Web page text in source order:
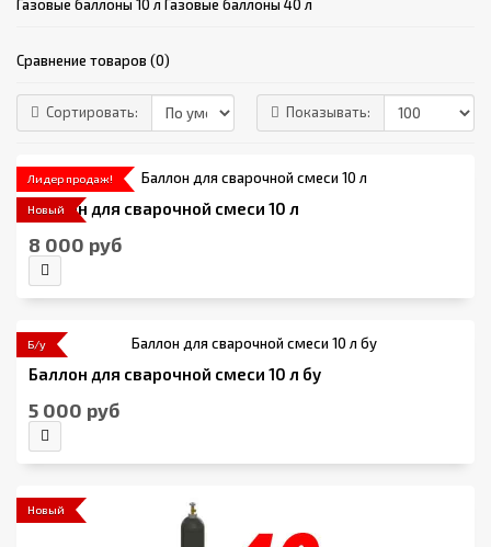
Газовые баллоны 10 л Газовые баллоны 40 л
Сравнение товаров (0)
Сортировать: Показывать:
Лидер продаж!
Новый
Баллон для сварочной смеси 10 л
8 000 руб
Б/у
Баллон для сварочной смеси 10 л бу
5 000 руб
Новый